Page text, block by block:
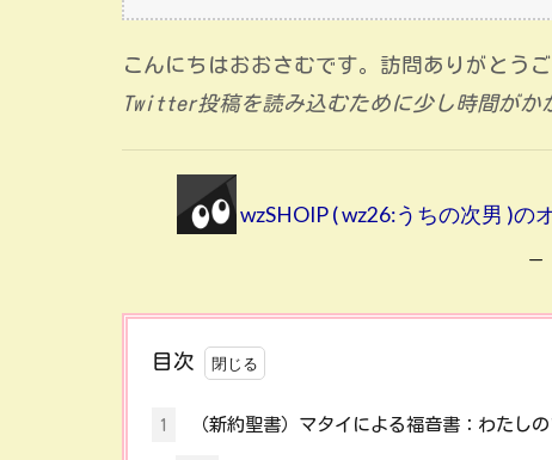
こんにちはおおさむです。訪問ありがとうご
Twitter投稿を読み込むために少し時間がか
wzSHOIP ( wz26:うちの次男 )の
ー
目次
1 （新約聖書）マタイによる福音書：わたし